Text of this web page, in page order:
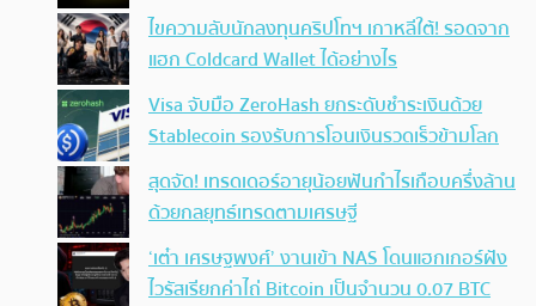
ไขความลับนักลงทุนคริปโทฯ เกาหลีใต้! รอดจาก
แฮก Coldcard Wallet ได้อย่างไร
Visa จับมือ ZeroHash ยกระดับชำระเงินด้วย
Stablecoin รองรับการโอนเงินรวดเร็วข้ามโลก
สุดจัด! เทรดเดอร์อายุน้อยฟันกำไรเกือบครึ่งล้าน
ด้วยกลยุทธ์เทรดตามเศรษฐี
‘เต๋า เศรษฐพงศ์’ งานเข้า NAS โดนแฮกเกอร์ฝัง
ไวรัสเรียกค่าไถ่ Bitcoin เป็นจำนวน 0.07 BTC